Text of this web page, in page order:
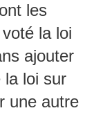
les
la loi
ajouter
la loi sur
une autre